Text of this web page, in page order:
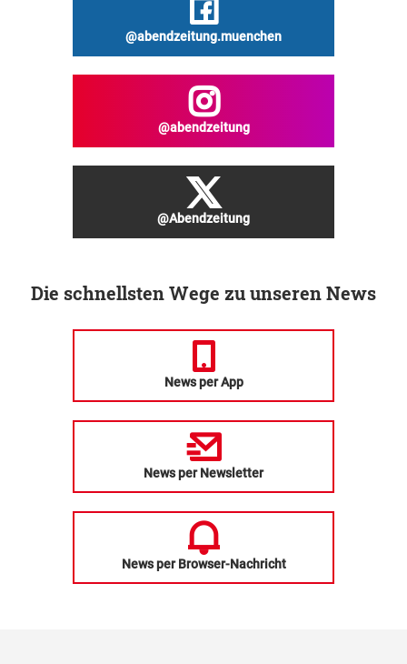
@abendzeitung.muenchen
@abendzeitung
@Abendzeitung
Die schnellsten Wege zu unseren News
News per App
News per Newsletter
News per Browser-Nachricht